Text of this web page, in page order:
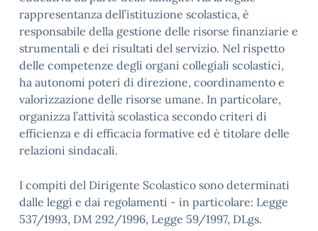
rappresentanza dell’istituzione scolastica, è
responsabile della gestione delle risorse finanziarie e
strumentali e dei risultati del servizio. Nel rispetto
delle competenze degli organi collegiali scolastici,
ha autonomi poteri di direzione, coordinamento e
valorizzazione delle risorse umane. In particolare,
organizza l’attività scolastica secondo criteri di
efficienza e di efficacia formative ed è titolare delle
relazioni sindacali.
I compiti del Dirigente Scolastico sono determinati
dalle leggi e dai regolamenti - in particolare: Legge
537/1993, DM 292/1996, Legge 59/1997, DLgs.